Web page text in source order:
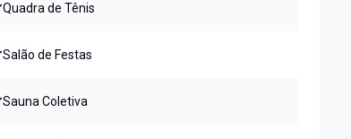
Quadra de Tênis
Salão de Festas
Sauna Coletiva